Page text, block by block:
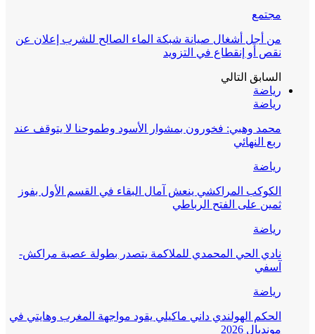
مجتمع
من أجل أشغال صيانة شبكة الماء الصالح للشرب إعلان عن
نقص أو إنقطاع في التزويد
السابق التالي
رياضة
رياضة
محمد وهبي: فخورون بمشوار الأسود وطموحنا لا يتوقف عند
ربع النهائي
رياضة
الكوكب المراكشي ينعش آمال البقاء في القسم الأول بفوز
ثمين على الفتح الرباطي
رياضة
نادي الحي المحمدي للملاكمة يتصدر بطولة عصبة مراكش-
آسفي
رياضة
الحكم الهولندي داني ماكيلي يقود مواجهة المغرب وهايتي في
مونديال 2026